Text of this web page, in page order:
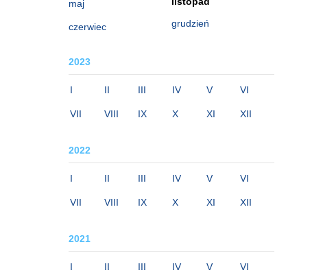
maj
czerwiec
grudzień
2023
I II III IV V VI
VII VIII IX X XI XII
2022
I II III IV V VI
VII VIII IX X XI XII
2021
I II III IV V VI